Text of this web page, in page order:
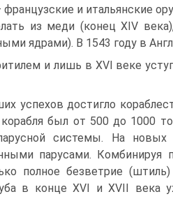
и итальянские
из меди (конец XIV
ядрами). В 1543 году в
и лишь в XVI веке
успехов достигло
был от 500 до 1000
системы. На
парусами.
полное безветрие
в конце XVI и XVII